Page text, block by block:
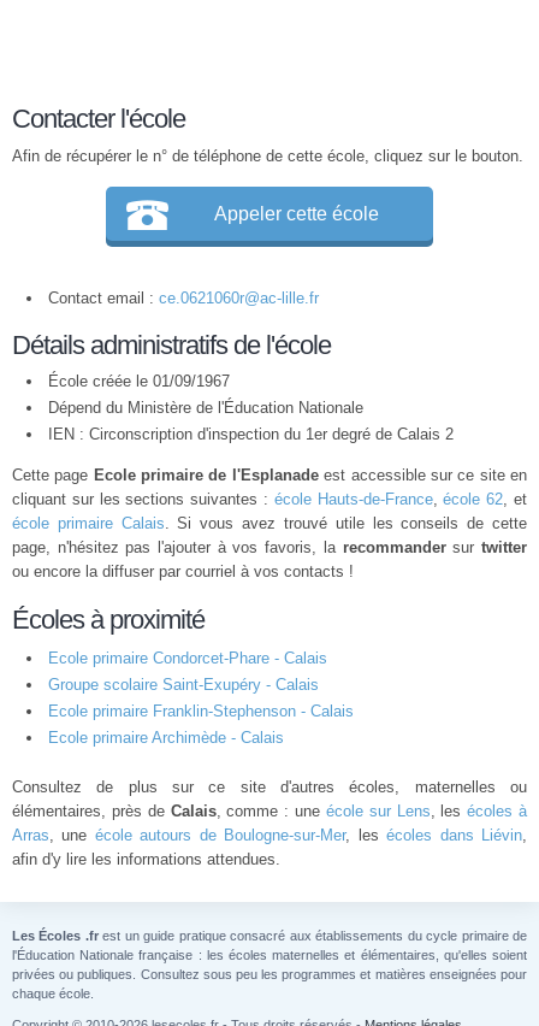
Contacter l'école
Afin de récupérer le n° de téléphone de cette école, cliquez sur le bouton.
Appeler cette école
Contact email : ce.0621060r@ac-lille.fr
Détails administratifs de l'école
École créée le 01/09/1967
Dépend du Ministère de l'Éducation Nationale
IEN : Circonscription d'inspection du 1er degré de Calais 2
Cette page Ecole primaire de l'Esplanadeest accessible sur ce site en
cliquant sur les sections suivantes : école Hauts-de-France,école 62, et
école primaire Calais. Si vous avez trouvé utile les conseils de cette
page, n'hésitez pas l'ajouter à vos favoris, la recommandersurtwitter
ou encore la diffuser par courriel à vos contacts !
Écoles à proximité
Ecole primaire Condorcet-Phare - Calais
Groupe scolaire Saint-Exupéry - Calais
Ecole primaire Franklin-Stephenson - Calais
Ecole primaire Archimède - Calais
Consultez de plus sur ce site d'autres écoles, maternelles ou
élémentaires, près de Calais, comme : une école sur Lens, lesécoles à
Arras, une école autours de Boulogne-sur-Mer, lesécoles dans Liévin,
afin d'y lire les informations attendues.
Les Écoles .frest un guide pratique consacré aux établissements du cycle primaire de
l'Éducation Nationale française : les écoles maternelles et élémentaires, qu'elles soient
privées ou publiques. Consultez sous peu les programmes et matières enseignées pour
chaque école.